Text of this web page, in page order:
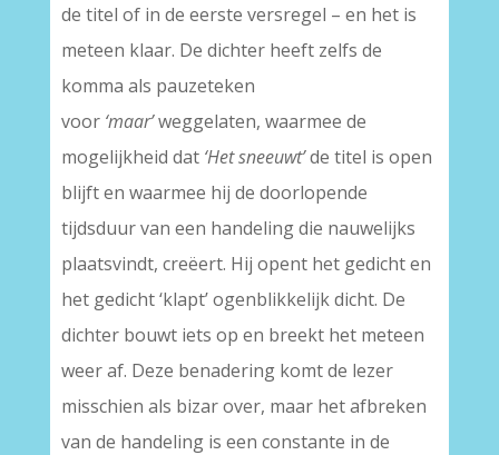
de titel of in de eerste versregel – en het is
meteen klaar. De dichter heeft zelfs de
komma als pauzeteken
voor ‘maar’weggelaten, waarmee de
mogelijkheid dat ‘Het sneeuwt’de titel is open
blijft en waarmee hij de doorlopende
tijdsduur van een handeling die nauwelijks
plaatsvindt, creëert. Hij opent het gedicht en
het gedicht ‘klapt’ ogenblikkelijk dicht. De
dichter bouwt iets op en breekt het meteen
weer af. Deze benadering komt de lezer
misschien als bizar over, maar het afbreken
van de handeling is een constante in de